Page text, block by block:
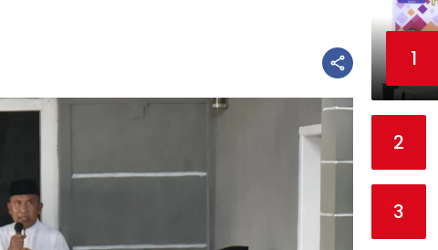
1
2
3